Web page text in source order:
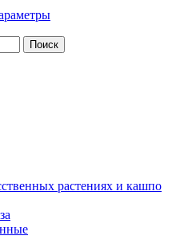
имеет
несколько
растениях и кашпо